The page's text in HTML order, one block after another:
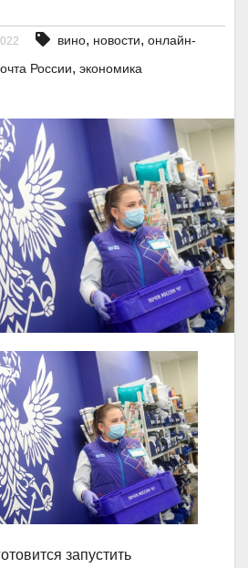
вино, новости, онлайн-
России, экономика
запустить